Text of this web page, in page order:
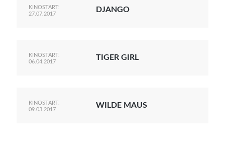
KINOSTART:
27.07.2017
DJANGO
KINOSTART:
06.04.2017
TIGER GIRL
KINOSTART:
09.03.2017
WILDE MAUS